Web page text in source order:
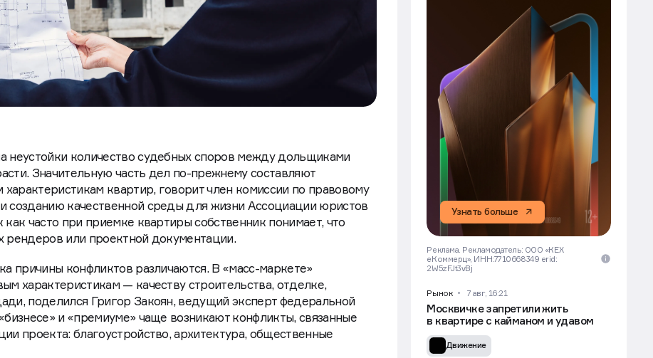
неустойки количество судебных споров между дольщиками
Значительную часть дел по-прежнему составляют
характеристикам квартир, говорит член комиссии по правовому
созданию качественной среды для жизни Ассоциации юристов
часто при приемке квартиры собственник понимает, что
рендеров или проектной документации.
причины конфликтов различаются. В «масс-маркете»
характеристикам — качеству строительства, отделке,
поделился Григор Закоян, ведущий эксперт федеральной
и «премиуме» чаще возникают конфликты, связанные
проекта: благоустройство, архитектура, общественные
Узнать больше
Реклама. Рекламодатель: ООО «КЕХ
еКоммерц», ИНН:7710668349 erid:
2W5zFJt3vBj
Рынок 7 авг, 16:21
Москвичке запретили жить
в квартире с кайманом и удавом
Движение